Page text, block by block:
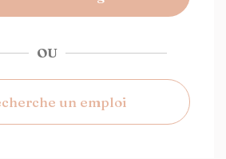
OU
un emploi